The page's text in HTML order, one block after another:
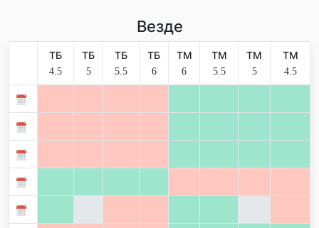
Везде
ТБ
4.5
ТБ
5
ТБ
5.5
ТБ
6
ТМ
6
ТМ
5.5
ТМ
5
ТМ
4.5